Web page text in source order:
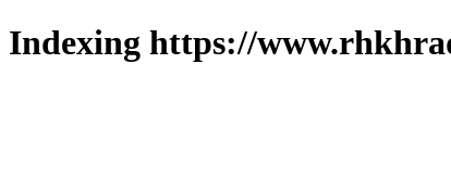
Indexing https://